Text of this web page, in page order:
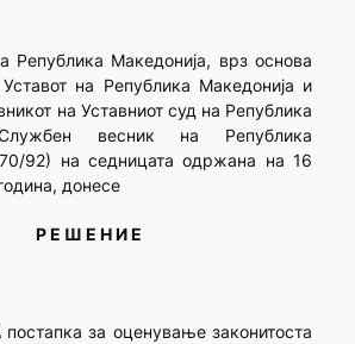
Република Македонија, врз основа
на Република Македонија и
на Уставниот суд на Република
весник на Република
92) на седницата одржана на 16
донесе
Р Е Ш Е Н И Е
за оценување законитоста